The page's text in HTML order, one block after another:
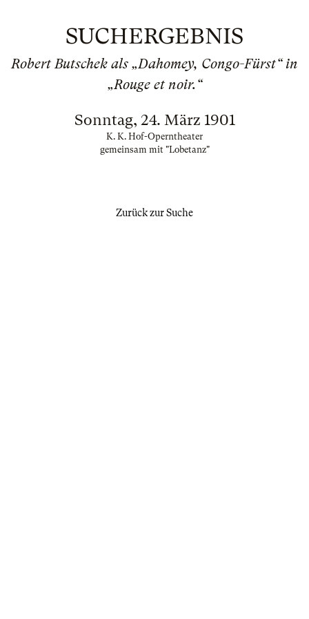
SUCHERGEBNIS
Robert Butschek als „Dahomey, Congo-Fürst“ in
„Rouge et noir.“
Sonntag, 24. März 1901
K. K. Hof-Operntheater
gemeinsam mit "Lobetanz"
Zurück zur Suche